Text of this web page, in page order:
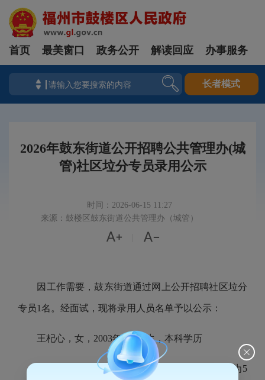
首页 最美窗口 政务公开 解读回应 办事服务
长者模式
2026年鼓东街道公开招聘公共管理办(城
管)社区垃分专员录用公示
时间：2026-06-15 11:27
来源：鼓楼区鼓东街道公共管理办（城管）
 
因工作需要，鼓东街道通过网上公开招聘社区垃分
专员1名。经面试，现将录用人员名单予以公示：
王杞心，女，2003年6月出生，本科学历
公示时间从2026年6月15日至6月22日，公示期为5